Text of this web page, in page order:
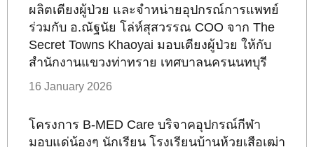
ผลิตเตียงผู้ป่วย และจำหน่ายอุปกรณ์การแพทย์
ร่วมกับ อ.ณัฐนัย โล่ห์สุสวรรณ COO จาก The
Secret Towns Khaoyai มอบเตียงผู้ป่วย ให้กับ
สำนักงานแขวงท่าทราย เทศบาลนครนนทบุรี
16 January 2026
โครงการ B-MED Care บริจาคอุปกรณ์กีฬา
มอบแด่น้องๆ นักเรียน โรงเรียนบ้านห้วยเสือเฒ่า